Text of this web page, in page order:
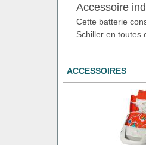
Accessoire
Cette batterie
Schiller en toutes
ACCESSOIRES